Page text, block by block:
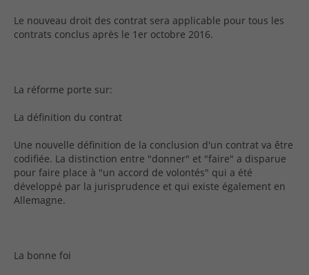
Le nouveau droit des contrat sera applicable pour tous les
contrats conclus après le 1er octobre 2016.
La réforme porte sur:
La définition du contrat
Une nouvelle définition de la conclusion d'un contrat va être
codifiée. La distinction entre "donner" et "faire" a disparue
pour faire place à "un accord de volontés" qui a été
développé par la jurisprudence et qui existe également en
Allemagne.
La bonne foi